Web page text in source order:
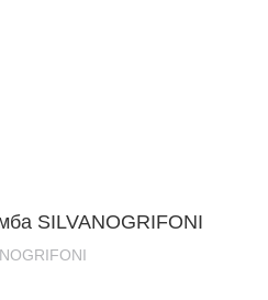
SILVANOGRIFONI